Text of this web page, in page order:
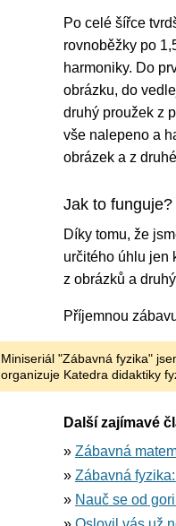
Po celé šířce
rovnoběžky po
harmoniky. Do
obrázku, do
druhý proužek z
vše nalepeno a
obrázek a z
Jak to funguje?
Díky tomu, že
určitého úhlu jen
z obrázků a
Příjemnou
Miniseriál "Zábavná fyzika"
organizuje Katedra didaktiky
Další zajímavé
Zábavná
Zábavná
Nauč se od